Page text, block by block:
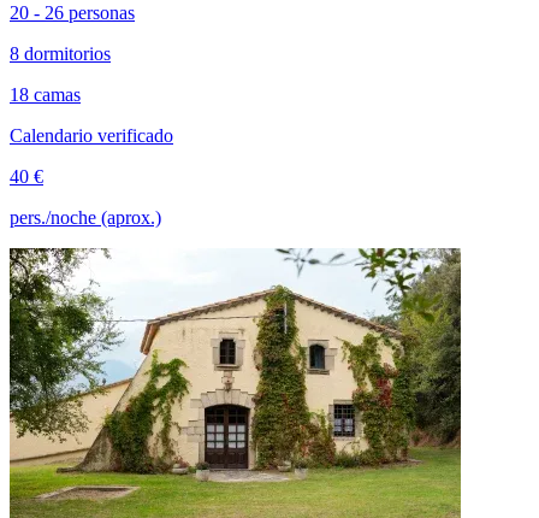
20 - 26 personas
8 dormitorios
18 camas
Calendario verificado
40 €
pers./noche (aprox.)